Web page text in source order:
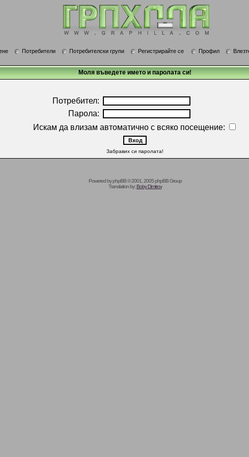
Потребители Потребителски групи Регистрирайте се Профил
Моля въведете името и паролата си!
Потребител:
Парола:
Искам да влизам автоматично с всяко посещение:
Забравих си паролата!
Powered byphpBB© 2001, 2005 phpBB Group
Translation by:Boby Dimitrov